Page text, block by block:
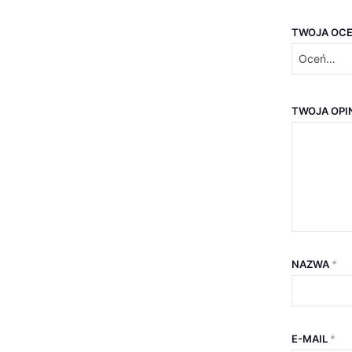
TWOJA
TWOJA
NAZWA *
E-MAIL *